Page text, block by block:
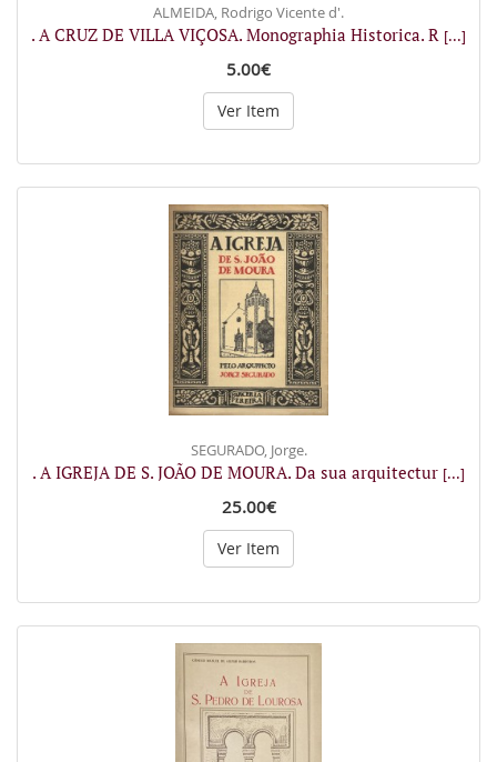
ALMEIDA, Rodrigo Vicente d'.
. A CRUZ DE VILLA VIÇOSA. Monographia Historica. R [...]
5.00€
Ver Item
SEGURADO, Jorge.
. A IGREJA DE S. JOÃO DE MOURA. Da sua arquitectur [...]
25.00€
Ver Item